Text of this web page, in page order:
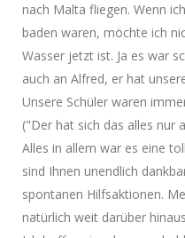
nach Malta fliegen. Wenn
baden waren, möchte ich
Wasser jetzt ist. Ja es war
auch an Alfred, er hat
Unsere Schüler waren
("Der hat sich das alles nur
Alles in allem war es eine
sind Ihnen unendlich
spontanen Hilfsaktionen.
natürlich weit darüber